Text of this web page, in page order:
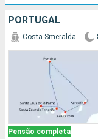
PORTUGAL
Pensão completa
Costa Smeralda